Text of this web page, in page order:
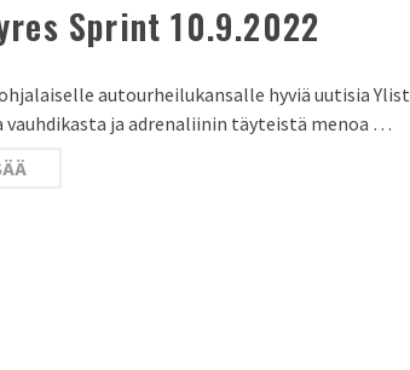
Sprint 10.9.2022
autourheilukansalle hyviä uutisia
vauhdikasta ja adrenaliinin täyteistä menoa …